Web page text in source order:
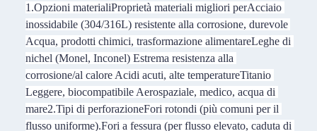
1.Opzioni materialiProprietà materiali migliori perAcciaio
inossidabile (304/316L) resistente alla corrosione, durevole
Acqua, prodotti chimici, trasformazione alimentareLeghe di
nichel (Monel, Inconel) Estrema resistenza alla
corrosione/al calore Acidi acuti, alte temperatureTitanio
Leggere, biocompatibile Aerospaziale, medico, acqua di
mare2.Tipi di perforazioneFori rotondi (più comuni per il
flusso uniforme).Fori a fessura (per flusso elevato, caduta di